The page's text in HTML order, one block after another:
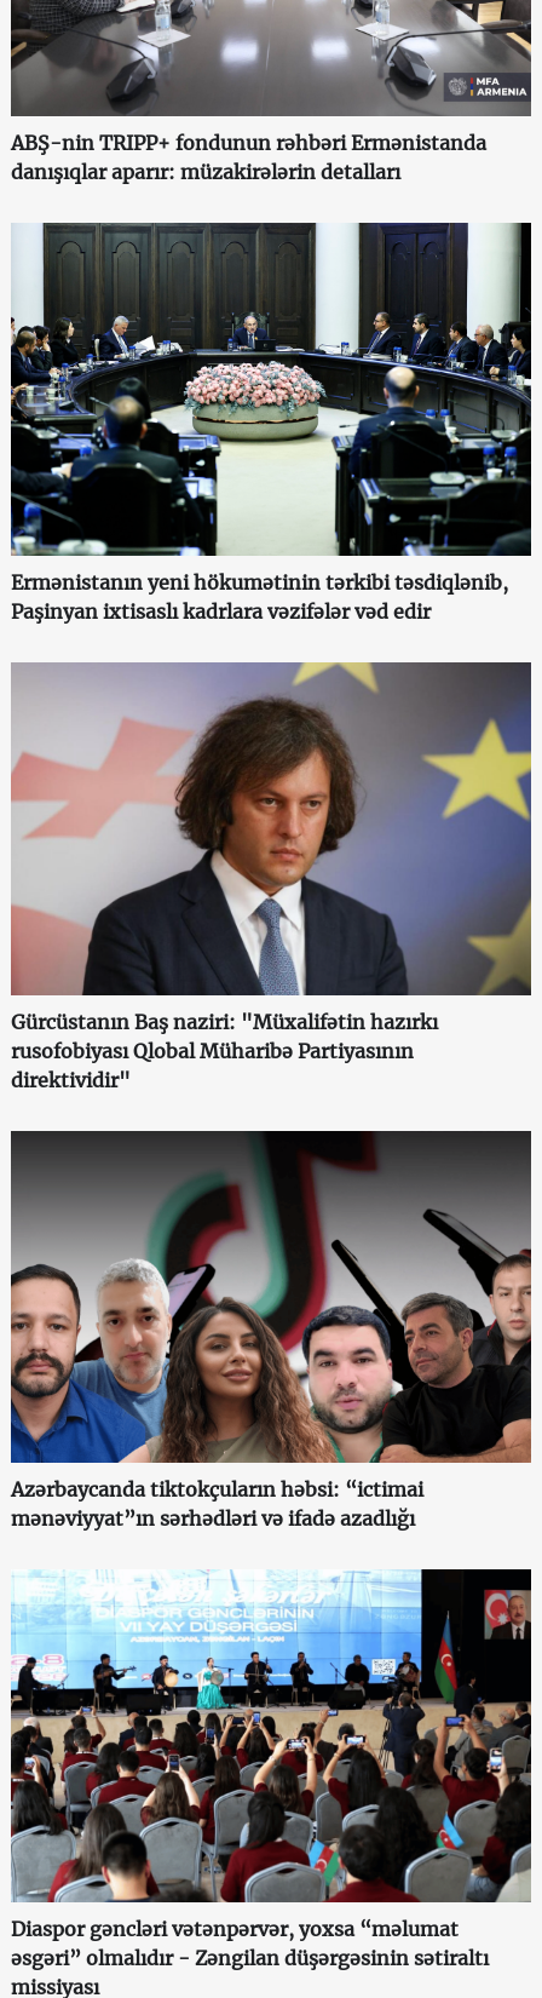
ABŞ-nin TRIPP+ fondunun rəhbəri Ermənistanda
danışıqlar aparır: müzakirələrin detalları
Ermənistanın yeni hökumətinin tərkibi təsdiqlənib,
Paşinyan ixtisaslı kadrlara vəzifələr vəd edir
Gürcüstanın Baş naziri: "Müxalifətin hazırkı
rusofobiyası Qlobal Müharibə Partiyasının
direktividir"
Azərbaycanda tiktokçuların həbsi: “ictimai
mənəviyyat”ın sərhədləri və ifadə azadlığı
Diaspor gəncləri vətənpərvər, yoxsa “məlumat
əsgəri” olmalıdır - Zəngilan düşərgəsinin sətiraltı
missiyası